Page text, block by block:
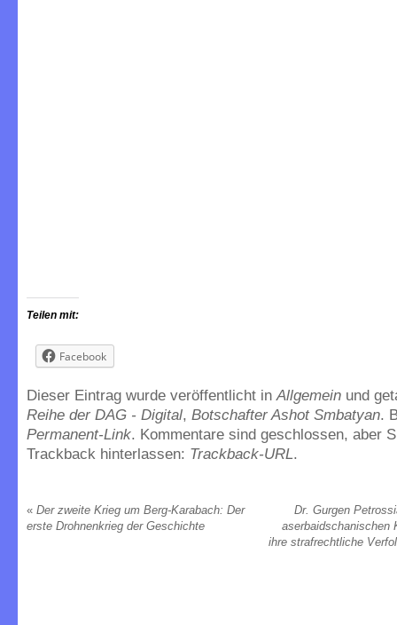
Teilen mit:
Facebook
Dieser Eintrag wurde veröffentlicht inAllgemein und
Reihe der DAG - Digital, Botschafter Ashot Smbatyan.
Permanent-Link. Kommentare sind geschlossen, aber
Trackback hinterlassen: Trackback-URL.
« Der zweite Krieg um Berg-Karabach: Der
erste Drohnenkrieg der Geschichte
Dr. Gurgen
aserbaidschanischen
ihre strafrechtliche